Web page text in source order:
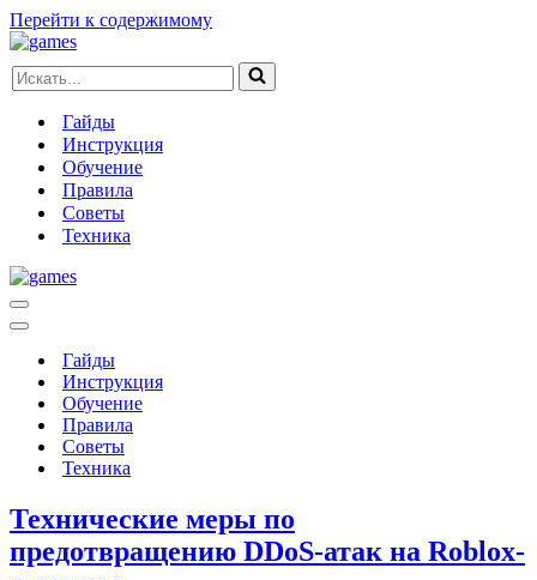
Перейти к содержимому
Искать...
Гайды
Инструкция
Обучение
Правила
Советы
Техника
Меню
навигации
Меню
навигацииГайды
Инструкция
Обучение
Правила
Советы
Техника
Технические меры по
предотвращению DDoS-атак на Roblox-